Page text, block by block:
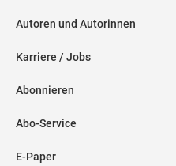
Autoren und Autorinnen
Karriere / Jobs
Abonnieren
Abo-Service
E-Paper